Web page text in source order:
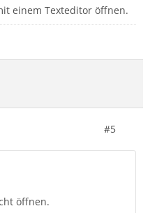
einem Texteditor öffnen.
#5
öffnen.